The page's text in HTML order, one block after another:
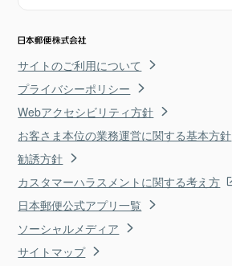
サイトのご利用について
プライバシーポリシー
Webアクセシビリティ方針
お客さま本位の業務運営に関する基本方針
勧誘方針
カスタマーハラスメントに関する考え方
日本郵便公式アプリ一覧
ソーシャルメディア
サイトマップ